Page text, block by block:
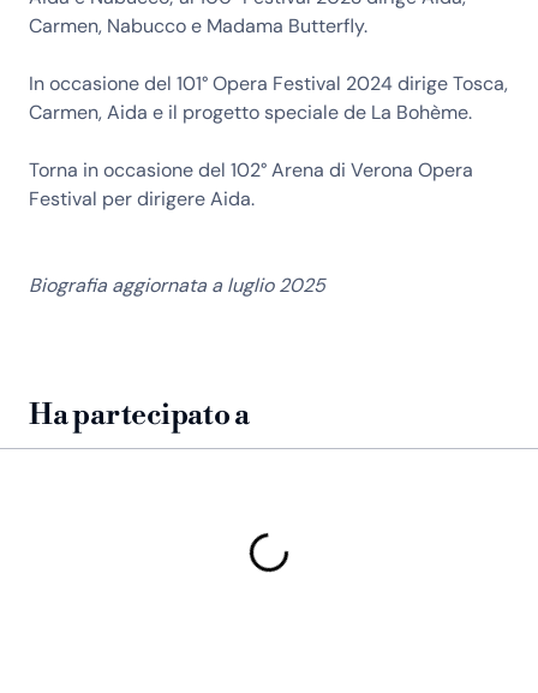
Carmen, Nabucco e Madama Butterfly.
In occasione del 101° Opera Festival 2024 dirige Tosca,
Carmen, Aida e il progetto speciale de La Bohème.
Torna in occasione del 102° Arena di Verona Opera
Festival per dirigere Aida.
Biografia aggiornata a luglio 2025
Ha partecipato a